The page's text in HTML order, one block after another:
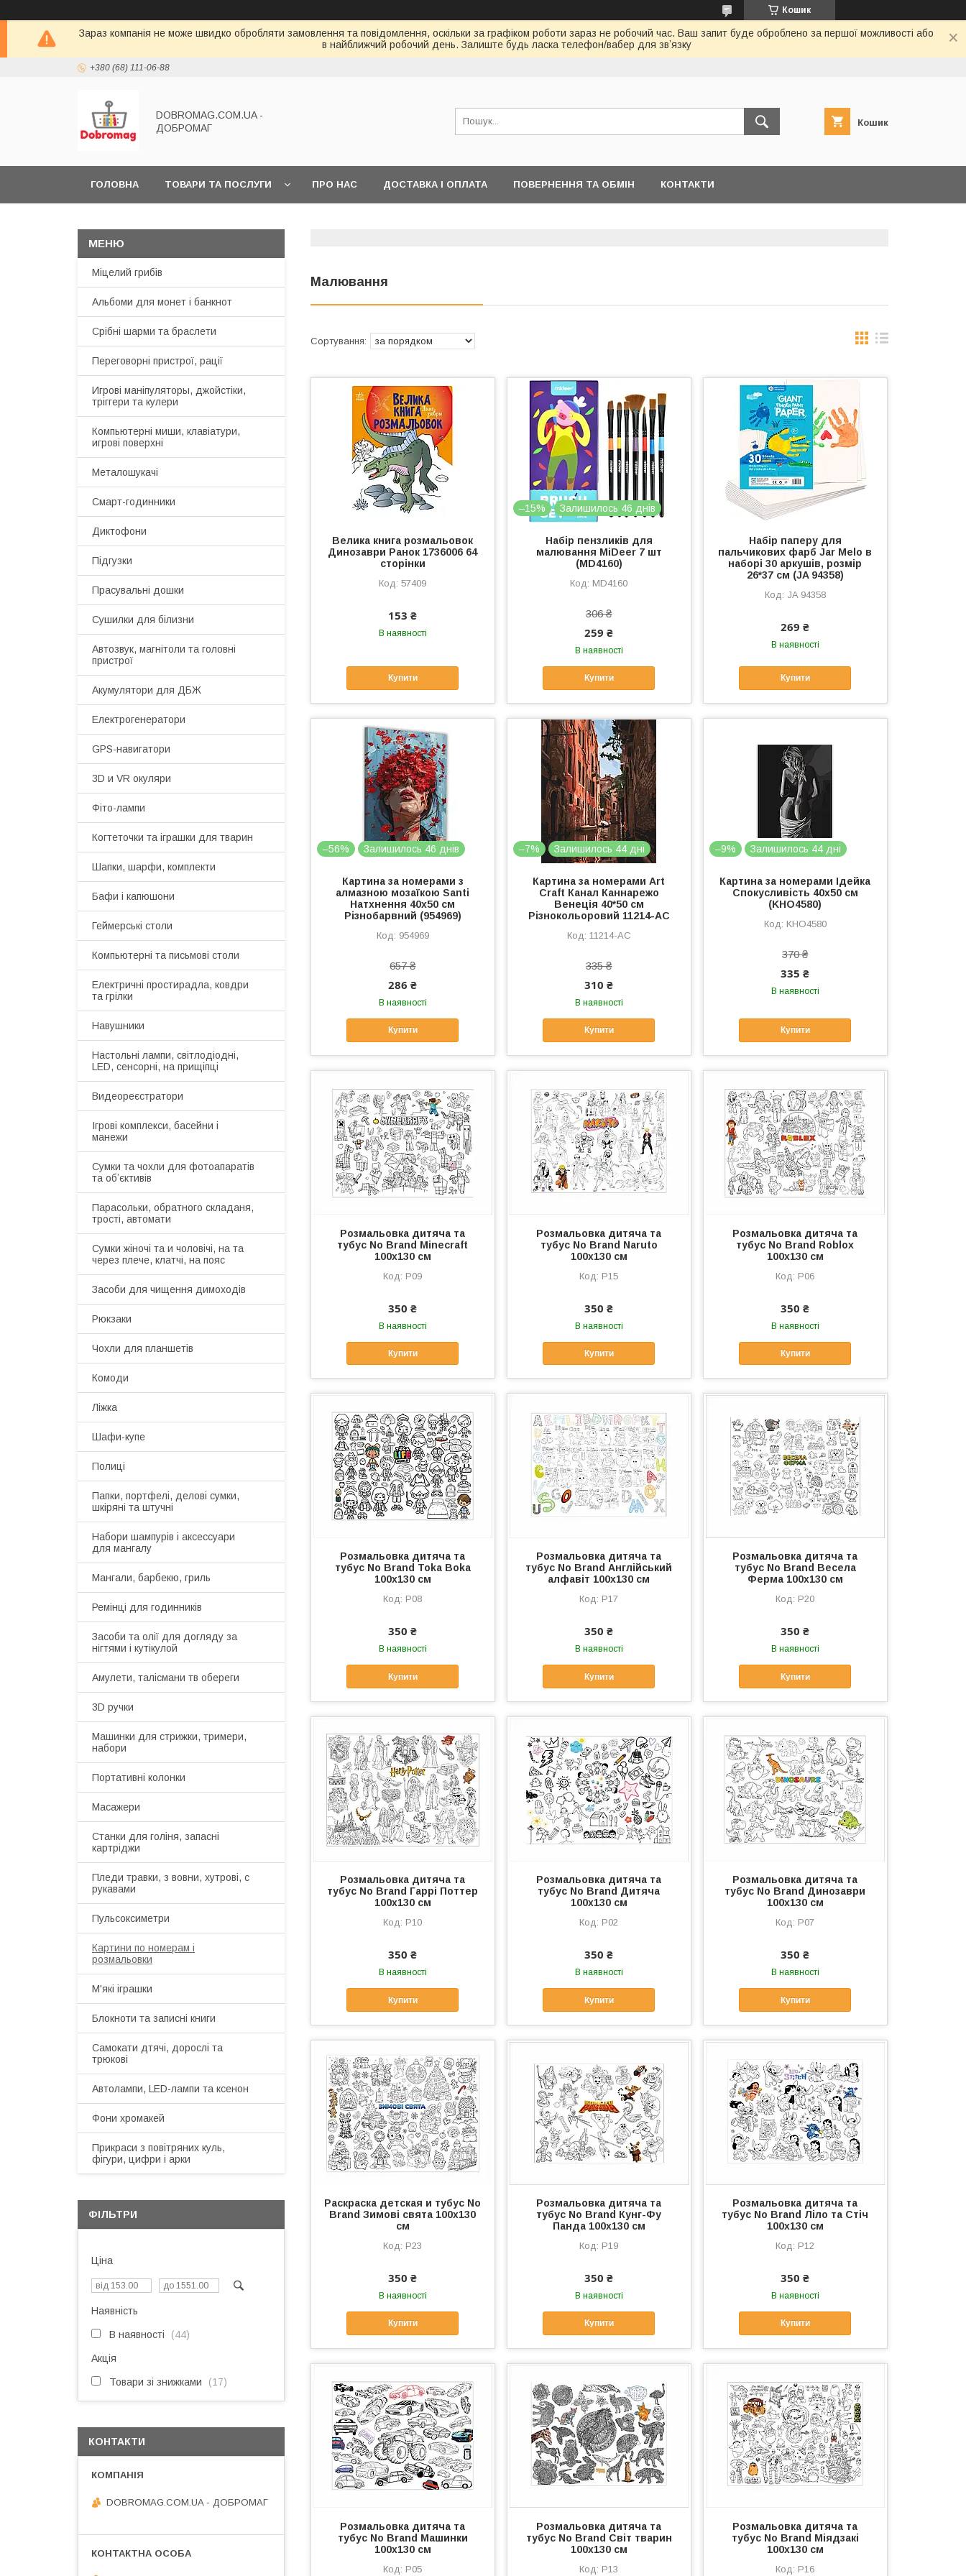
Кошик
Зараз компанія не може швидко обробляти замовлення та повідомлення, оскільки за графіком роботи зараз не робочий час. Ваш запит буде оброблено за першої можливості або
в найближчий робочий день. Залиште будь ласка телефон/вабер для звʼязку
+380 (68) 111-06-88
DOBROMAG.COM.UA -
ДОБРОМАГ
Кошик
ГОЛОВНА ТОВАРИ ТА ПОСЛУГИ ПРО НАС ДОСТАВКА І ОПЛАТА ПОВЕРНЕННЯ ТА ОБМІН КОНТАКТИ
Малювання
Велика книга розмальовок
Динозаври Ранок 1736006 64
сторінки
57409
153 ₴
В наявності
Купити
–15% Залишилось 46 днів
Набір пензликів для
малювання MiDeer 7 шт
(MD4160)
MD4160
306 ₴
259 ₴
В наявності
Купити
Набір паперу для
пальчикових фарб Jar Melo в
наборі 30 аркушів, розмір
26*37 см (JA 94358)
JA 94358
269 ₴
В наявності
Купити
–56% Залишилось 46 днів
Картина за номерами з
алмазною мозаїкою Santi
Натхнення 40х50 см
Різнобарвний (954969)
954969
657 ₴
286 ₴
В наявності
Купити
–7% Залишилось 44 дні
Картина за номерами Art
Craft Канал Каннарежо
Венеція 40*50 см
Різнокольоровий 11214-AC
11214-AC
335 ₴
310 ₴
В наявності
Купити
–9% Залишилось 44 дні
Картина за номерами Ідейка
Спокусливість 40х50 см
(KHO4580)
KHO4580
370 ₴
335 ₴
В наявності
Купити
Розмальовка дитяча та
тубус No Brand Minecraft
100х130 см
Р09
350 ₴
В наявності
Купити
Розмальовка дитяча та
тубус No Brand Naruto
100х130 см
Р15
350 ₴
В наявності
Купити
Розмальовка дитяча та
тубус No Brand Roblox
100х130 см
Р06
350 ₴
В наявності
Купити
Розмальовка дитяча та
тубус No Brand Toka Boka
100х130 см
Р08
350 ₴
В наявності
Купити
Розмальовка дитяча та
тубус No Brand Англійський
алфавіт 100х130 см
Р17
350 ₴
В наявності
Купити
Розмальовка дитяча та
тубус No Brand Весела
Ферма 100х130 см
Р20
350 ₴
В наявності
Купити
Розмальовка дитяча та
тубус No Brand Гаррі Поттер
100х130 см
Р10
350 ₴
В наявності
Купити
Розмальовка дитяча та
тубус No Brand Дитяча
100х130 см
Р02
350 ₴
В наявності
Купити
Розмальовка дитяча та
тубус No Brand Динозаври
100х130 см
Р07
350 ₴
В наявності
Купити
Раскраска детская и тубус No
Brand Зимові свята 100х130
см
Р23
350 ₴
В наявності
Купити
Розмальовка дитяча та
тубус No Brand Кунг-Фу
Панда 100х130 см
Р19
350 ₴
В наявності
Купити
Розмальовка дитяча та
тубус No Brand Ліло та Стіч
100х130 см
Р12
350 ₴
В наявності
Купити
Розмальовка дитяча та
тубус No Brand Машинки
100х130 см
Р05
Розмальовка дитяча та
тубус No Brand Світ тварин
100х130 см
Р13
Розмальовка дитяча та
тубус No Brand Міядзакі
100х130 см
Р16
Міцелий грибів
Альбоми для монет і банкнот
Срібні шарми та браслети
Переговорні пристрої, рації
Игрові маніпуляторы, джойстіки,
тріггери та кулери
Компьютерні миши, клавіатури,
игрові поверхні
Металошукачі
Смарт-годинники
Диктофони
Підгузки
Прасувальні дошки
Сушилки для білизни
Автозвук, магнітоли та головні
пристрої
Акумулятори для ДБЖ
Електрогенератори
GPS-навигатори
3D и VR окуляри
Фіто-лампи
Когтеточки та іграшки для тварин
Шапки, шарфи, комплекти
Бафи і капюшони
Геймерські столи
Компьютерні та письмові столи
Електричні простирадла, ковдри
та грілки
Навушники
Настольні лампи, світлодіодні,
LED, сенсорні, на прищіпці
Видеореєстратори
Ігрові комплекси, басейни і
манежи
Сумки та чохли для фотоапаратів
та обʼєктивів
Парасольки, обратного складаня,
трості, автомати
Сумки жіночі та и чоловічі, на та
через плече, клатчі, на пояс
Засоби для чищення димоходів
Рюкзаки
Чохли для планшетів
Комоди
Ліжка
Шафи-купе
Полиці
Папки, портфелі, делові сумки,
шкіряні та штучні
Набори шампурів і аксессуари
для мангалу
Мангали, барбекю, гриль
Ремінці для годинників
Засоби та олії для догляду за
нігтями і кутікулой
Амулети, талісмани тв обереги
3D ручки
Машинки для стрижки, тримери,
набори
Портативні колонки
Масажери
Станки для голіня, запасні
картріджи
Пледи травки, з вовни, хутрові, с
рукавами
Пульсоксиметри
Картини по номерам і
розмальовки
М'які іграшки
Блокноти та записні книги
Самокати дтячі, дорослі та
трюкові
Автолампи, LED-лампи та ксенон
Фони хромакей
Прикраси з повітряних куль,
фігури, цифри і арки
ФІЛЬТРИ
Ціна
Наявність
В наявності 44
Акція
Товари зі знижками 17
КОНТАКТИ
DOBROMAG.COM.UA - ДОБРОМАГ